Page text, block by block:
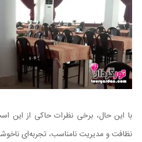
با این حال، برخی نظرات حاکی از این
نظافت و مدیریت نامناسب، تجربه‌ای